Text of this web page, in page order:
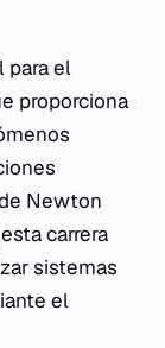
para el
proporciona
Newton
carrera
sistemas
el